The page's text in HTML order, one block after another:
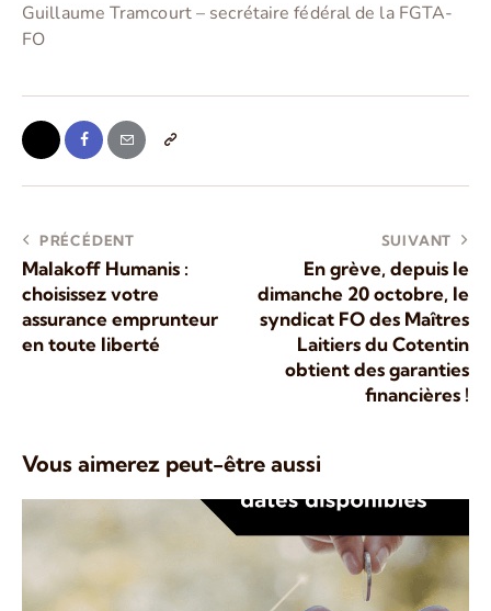
Guillaume Tramcourt – secrétaire fédéral de la FGTA-
FO
PRÉCÉDENT
Malakoff Humanis :
choisissez votre
assurance emprunteur
en toute liberté
SUIVANT
En grève, depuis le
dimanche 20 octobre, le
syndicat FO des Maîtres
Laitiers du Cotentin
obtient des garanties
financières !
Vous aimerez peut-être aussi